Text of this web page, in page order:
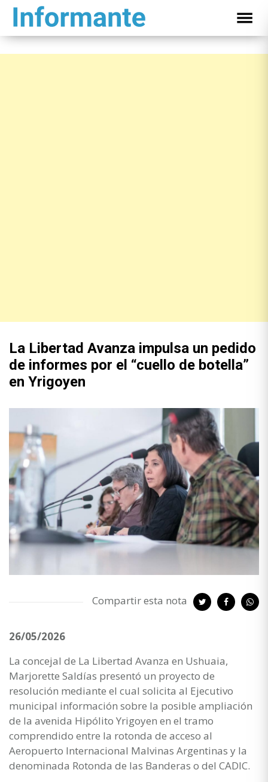
La Libertad Avanza impulsa un pedido
de informes por el “cuello de botella”
en Yrigoyen
Compartir esta nota
26/05/2026
La concejal de La Libertad Avanza en Ushuaia,
Marjorette Saldías presentó un proyecto de
resolución mediante el cual solicita al Ejecutivo
municipal información sobre la posible ampliación
de la avenida Hipólito Yrigoyen en el tramo
comprendido entre la rotonda de acceso al
Aeropuerto Internacional Malvinas Argentinas y la
denominada Rotonda de las Banderas o del CADIC.